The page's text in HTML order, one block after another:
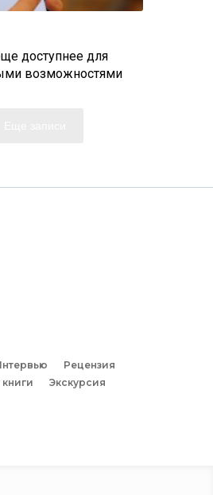
доступнее для
возможностями
Рецензия
Экскурсия